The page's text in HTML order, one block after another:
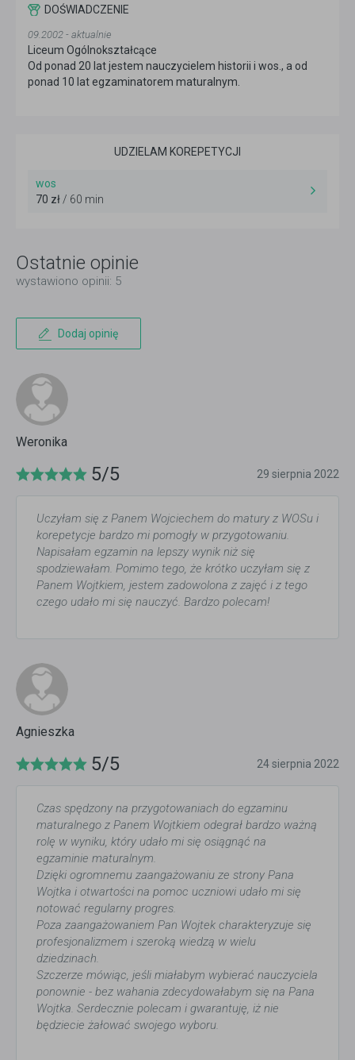
DOŚWIADCZENIE
09.2002 - aktualnie
Liceum Ogólnokształcące
Od ponad 20 lat jestem nauczycielem historii i wos., a od
ponad 10 lat egzaminatorem maturalnym.
UDZIELAM KOREPETYCJI
wos
70 zł/ 60 min
Ostatnie opinie
wystawiono opinii: 5
Dodaj opinię
Weronika
5/5 29 sierpnia 2022
Uczyłam się z Panem Wojciechem do matury z WOSu i
korepetycje bardzo mi pomogły w przygotowaniu.
Napisałam egzamin na lepszy wynik niż się
spodziewałam. Pomimo tego, że krótko uczyłam się z
Panem Wojtkiem, jestem zadowolona z zajęć i z tego
czego udało mi się nauczyć. Bardzo polecam!
Agnieszka
5/5 24 sierpnia 2022
Czas spędzony na przygotowaniach do egzaminu
maturalnego z Panem Wojtkiem odegrał bardzo ważną
rolę w wyniku, który udało mi się osiągnąć na
egzaminie maturalnym.
Dzięki ogromnemu zaangażowaniu ze strony Pana
Wojtka i otwartości na pomoc uczniowi udało mi się
notować regularny progres.
Poza zaangażowaniem Pan Wojtek charakteryzuje się
profesjonalizmem i szeroką wiedzą w wielu
dziedzinach.
Szczerze mówiąc, jeśli miałabym wybierać nauczyciela
ponownie - bez wahania zdecydowałabym się na Pana
Wojtka. Serdecznie polecam i gwarantuję, iż nie
będziecie żałować swojego wyboru.